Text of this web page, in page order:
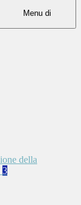
Menu di
della
3